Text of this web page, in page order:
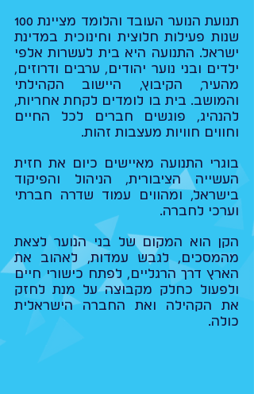
תנועת הנוער העובד והלומד מציינת 100
שנות פעילות חלוצית וחינוכית במדינת
ישראל. התנועה היא בית לעשרות אלפי
ילדים ובני נוער יהודים, ערבים ודרוזים,
מהעיר, הקיבוץ, היישוב הקהילתי
והמושב. בית בו לומדים לקחת אחריות,
להנהיג, פוגשים חברים לכל החיים
וחווים חוויות מעצבות זהות.
בוגרי התנועה מאיישים כיום את חזית
העשייה הציבורית, הניהול והפיקוד
בישראל, ומהווים עמוד שדרה חברתי
וערכי לחברה.
הקן הוא המקום של בני הנוער לצאת
מהמסכים, לגבש עמדות, לאהוב את
הארץ דרך הרגליים, לפתח כישורי חיים
ולפעול כחלק מקבוצה על מנת לחזק
את הקהילה ואת החברה הישראלית
כולה.